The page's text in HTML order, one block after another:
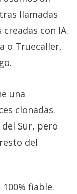
llamadas
con IA.
o Truecaller,
una
clonadas.
Sur, pero
del
fiable.